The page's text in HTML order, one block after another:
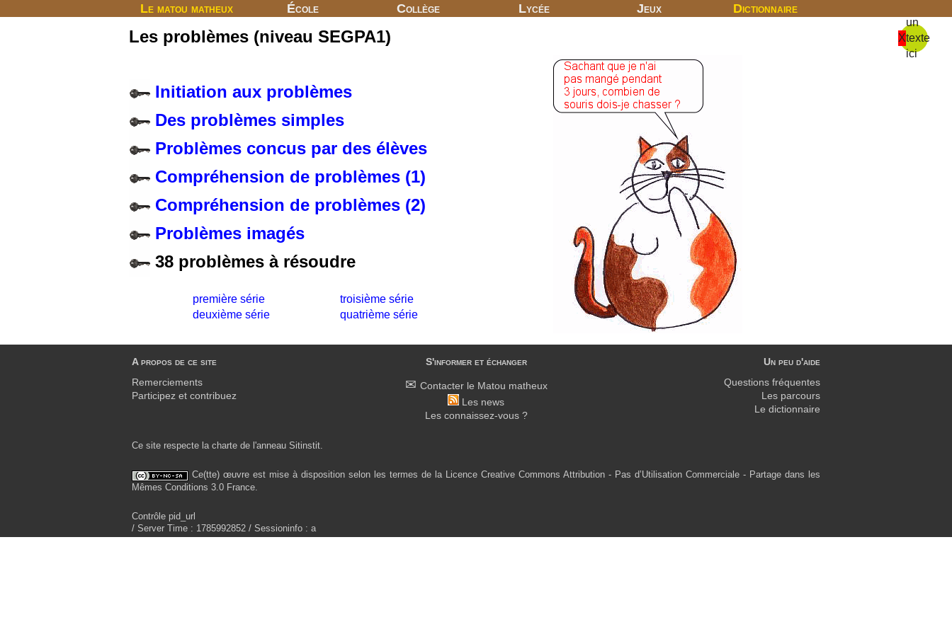
Le matou matheux École Collège Lycée Jeux Dictionnaire
X
un
texte
ici
Les problèmes (niveau SEGPA1)
Initiation aux problèmes
Des problèmes simples
Problèmes concus par des élèves
Compréhension de problèmes (1)
Compréhension de problèmes (2)
Problèmes imagés
38 problèmes à résoudre
première série
troisième série
deuxième série
quatrième série
A propos de ce site
Remerciements
Participez et contribuez
S'informer et échanger
Contacter le Matou matheux
Les news
Les connaissez-vous ?
Un peu d'aide
Questions fréquentes
Les parcours
Le dictionnaire
Ce site respecte la charte de l'anneau Sitinstit.
Ce(tte) œuvre est mise à disposition selon les termes de la Licence Creative Commons Attribution - Pas d’Utilisation Commerciale - Partage dans les
Mêmes Conditions 3.0 France.
Contrôle pid_url
/ Server Time : 1785992852 / Sessioninfo : a